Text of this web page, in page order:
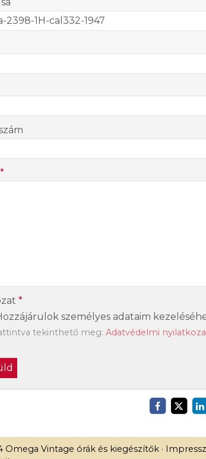
*
*
személyes adataim
tekinthető meg: Adatvédelmi
Omega Vintage órák és kiegészítők